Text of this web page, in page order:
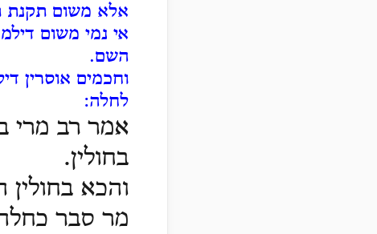
אלא משום תקנת
אי נמי משום
השם.
וחכמים אוסרין
לחלה:
אמר רב מרי
בחולין.
והכא בחולין
מר סבר